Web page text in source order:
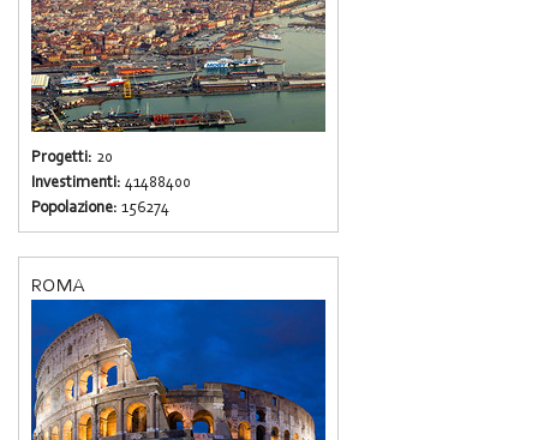
Progetti: 20
Investimenti: 41488400
Popolazione: 156274
ROMA